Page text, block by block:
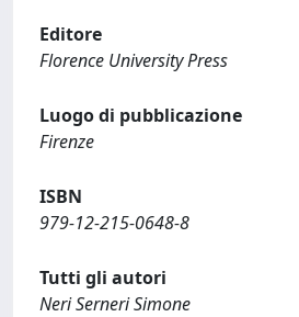
Editore
Florence University Press
Luogo di pubblicazione
Firenze
ISBN
979-12-215-0648-8
Tutti gli autori
Neri Serneri Simone